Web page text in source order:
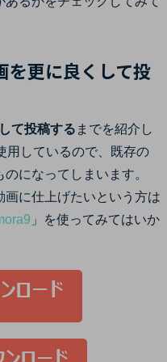
更に良くして投
て投稿する までを紹介し
用しているので、既存の
になってしまいます。
に仕上げたいという方は
」を使ってみてはいか